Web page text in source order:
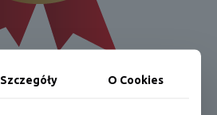
Szczegóły O Cookies